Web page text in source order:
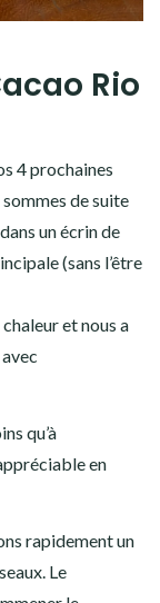
Rio
4 prochaines
de suite
un écrin de
(sans l’être
et nous a
qu’à
en
rapidement un
Le